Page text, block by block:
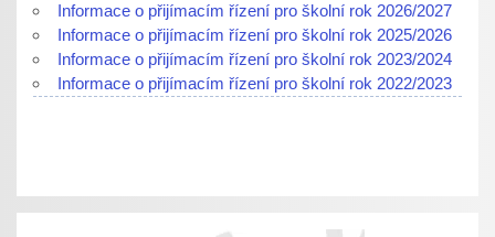
Informace o přijímacím řízení pro školní rok 2026/2027
Informace o přijímacím řízení pro školní rok 2025/2026
Informace o přijímacím řízení pro školní rok 2023/2024
Informace o přijímacím řízení pro školní rok 2022/2023